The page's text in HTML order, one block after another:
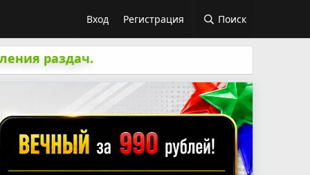
Вход Регистрация Поиск
раздач.